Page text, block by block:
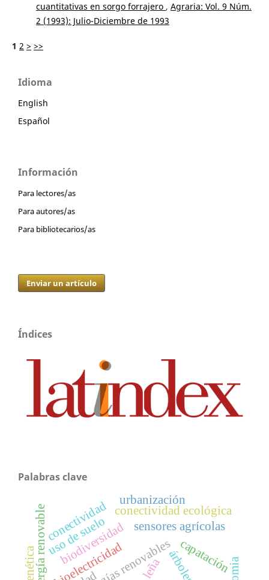
cuantitativas en sorgo forrajero , Agraria: Vol. 9 Núm.
2 (1993): Julio-Diciembre de 1993
1 2 > >>
Idioma
English
Español
Información
Para lectores/as
Para autores/as
Para bibliotecarios/as
Enviar un artículo
Índices
Palabras clave
bioelectricidad
sensores agrícolas
árboles
energía renovable leña
biodiversidad
conectividad ecológica
urbanización
capatación
conectividad
uso de suelo